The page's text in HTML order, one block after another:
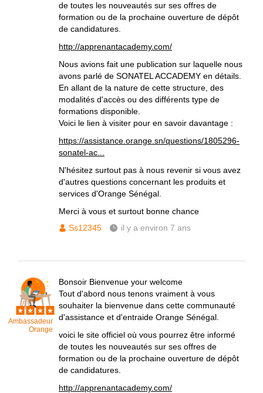
de toutes les nouveautés sur ses offres de
formation ou de la prochaine ouverture de dépôt
de candidatures.
http://apprenantacademy.com/
Nous avions fait une publication sur laquelle nous
avons parlé de SONATEL ACCADEMY en détails.
En allant de la nature de cette structure, des
modalités d'accès ou des différents type de
formations disponible.
Voici le lien à visiter pour en savoir davantage :
https://assistance.orange.sn/questions/1805296-
sonatel-ac...
N'hésitez surtout pas à nous revenir si vous avez
d'autres questions concernant les produits et
services d'Orange Sénégal.
Merci à vous et surtout bonne chance
Ss12345
il y a environ 7 ans
Ambassadeur
Orange
Bonsoir Bienvenue your welcome
Tout d'abord nous tenons vraiment à vous
souhaiter la bienvenue dans cette communauté
d'assistance et d'entraide Orange Sénégal.
voici le site officiel où vous pourrez être informé
de toutes les nouveautés sur ses offres de
formation ou de la prochaine ouverture de dépôt
de candidatures.
http://apprenantacademy.com/